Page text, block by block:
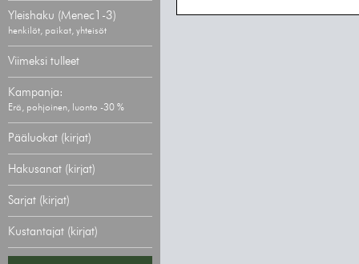
Yleishaku (Menec1-3)
henkilöt, paikat, yhteisöt
Viimeksi tulleet
Kampanja:
Erä, pohjoinen, luonto -30 %
Pääluokat (kirjat)
Hakusanat (kirjat)
Sarjat (kirjat)
Kustantajat (kirjat)